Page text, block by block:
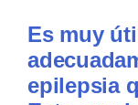
Es muy
epilepsia